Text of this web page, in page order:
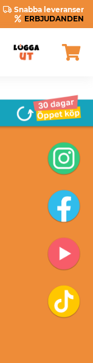
Snabba leveranser
ERBJUDANDEN